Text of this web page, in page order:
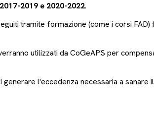
2019 e 2020-2022.
tramite formazione (come i corsi FAD)
utilizzati da CoGeAPS per
l'eccedenza necessaria a sanare